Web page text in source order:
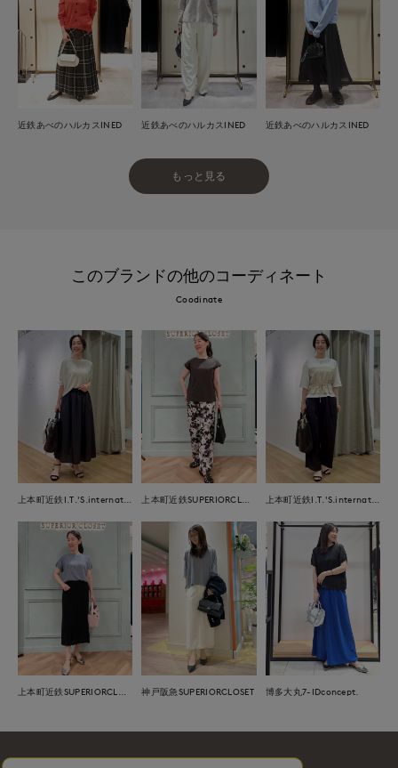
近鉄あべのハルカスINED 近鉄あべのハルカスINED 近鉄あべのハルカスINED
もっと見る
このブランドの他のコーディネート
Coodinate
神戸阪急SUPERIORCLOSET 博多大丸7-IDconcept.